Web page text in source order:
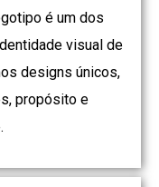
é um dos
visual de
designs únicos,
propósito e